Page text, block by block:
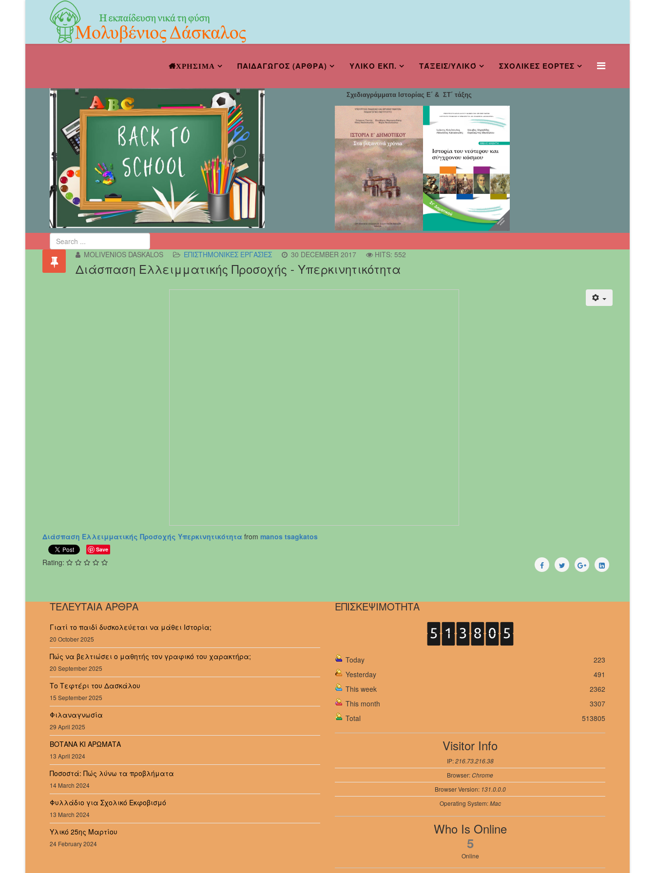
ΧΡΗΣΙΜΑ ΠΑΙΔΑΓΩΓΟΣ (ΑΡΘΡΑ) ΥΛΙΚΟ ΕΚΠ. ΤΆΞΕΙΣ/ΥΛΙΚΌ ΣΧΟΛΙΚΕΣ ΕΟΡΤΕΣ
Σχεδιαγράμματα Ιστορίας Ε΄ & ΣΤ΄ τάξης
MOLIVENIOS DASKALOS ΕΠΙΣΤΗΜΟΝΙΚΈΣ ΕΡΓΑΣΊΕΣ 30 DECEMBER 2017 HITS: 552
Διάσπαση Ελλειμματικής Προσοχής - Υπερκινητικότητα
Διάσπαση Ελλειμματικής Προσοχής Υπερκινητικότητα from manos tsagkatos
Save
Rating:
ΤΕΛΕΥΤΑΙΑ ΑΡΘΡΑ
Γιατί το παιδί δυσκολεύεται να μάθει Ιστορία;
20 October 2025
Πώς να βελτιώσει ο μαθητής τον γραφικό του χαρακτήρα;
20 September 2025
Το Τεφτέρι του Δασκάλου
15 September 2025
Φιλαναγνωσία
29 April 2025
ΒΟΤΑΝΑ ΚΙ ΑΡΩΜΑΤΑ
13 April 2024
Ποσοστά: Πώς λύνω τα προβλήματα
14 March 2024
Φυλλάδιο για Σχολικό Εκφοβισμό
13 March 2024
Υλικό 25ης Μαρτίου
24 February 2024
ΕΠΙΣΚΕΨΙΜΟΤΗΤΑ
Today
223
Yesterday
491
This week
2362
This month
3307
Total
513805
Visitor Info
IP:216.73.216.38
Browser:Chrome
Browser Version: 131.0.0.0
Operating System:Mac
Who Is Online
5
Online